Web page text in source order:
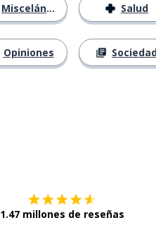
Misceláneo
Opiniones
Salud
1.47 millones de reseñas